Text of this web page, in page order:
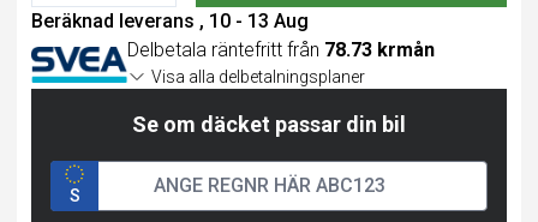
Beräknad leverans , 10 - 13 Aug
Delbetala räntefritt från 78.73 krmån
Visa alla delbetalningsplaner
Se om däcket passar din bil
S